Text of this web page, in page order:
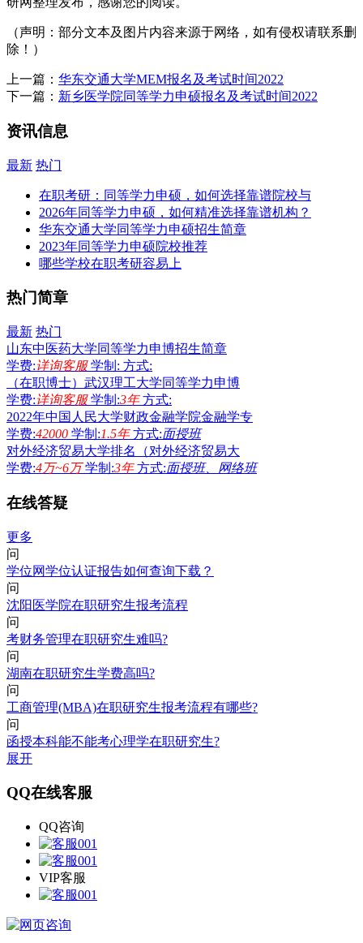
（声明：部分文本及图片内容来源于网络，如有侵权请联系删
除！）
上一篇： 华东交通大学MEM报名及考试时间2022
下一篇： 新乡医学院同等学力申硕报名及考试时间2022
资讯信息
最新 热门
在职考研：同等学力申硕，如何选择靠谱院校与
2026年同等学力申硕，如何精准选择靠谱机构？
华东交通大学同等学力申硕招生简章
2023年同等学力申硕院校推荐
哪些学校在职考研容易上
热门简章
最新 热门
山东中医药大学同等学力申博招生简章
学费:详询客服 学制: 方式:
（在职博士）武汉理工大学同等学力申博
学费:详询客服 学制:3年 方式:
2022年中国人民大学财政金融学院金融学专
学费:42000 学制:1.5年 方式:面授班
对外经济贸易大学排名（对外经济贸易大
学费:4万~6万 学制:3年 方式:面授班、网络班
在线答疑
更多
问
学位网学位认证报告如何查询下载？
问
沈阳医学院在职研究生报考流程
问
考财务管理在职研究生难吗?
问
湖南在职研究生学费高吗?
问
工商管理(MBA)在职研究生报考流程有哪些?
问
函授本科能不能考心理学在职研究生?
展开
QQ在线客服
QQ咨询
VIP客服